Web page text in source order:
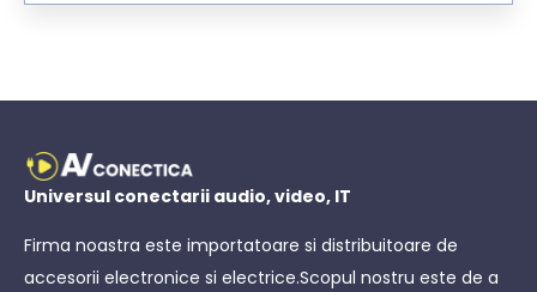
Universul conectarii audio, video, IT
Firma noastra este importatoare si distribuitoare de
accesorii electronice si electrice.Scopul nostru este de a